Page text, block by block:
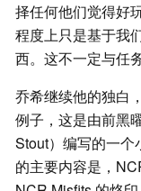
择任何他们觉得好
程度上只是基于我
西。这不一定与任
乔希继续他的独白
例子，这是由前黑
Stout）编写的一个
的主要内容是，